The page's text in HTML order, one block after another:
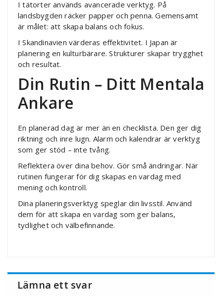
I tätorter används avancerade verktyg. På
landsbygden räcker papper och penna. Gemensamt
är målet: att skapa balans och fokus.
I Skandinavien värderas effektivitet. I Japan är
planering en kulturbärare. Strukturer skapar trygghet
och resultat.
Din Rutin – Ditt Mentala
Ankare
En planerad dag är mer än en checklista. Den ger dig
riktning och inre lugn. Alarm och kalendrar är verktyg
som ger stöd – inte tvång.
Reflektera över dina behov. Gör små ändringar. När
rutinen fungerar för dig skapas en vardag med
mening och kontroll.
Dina planeringsverktyg speglar din livsstil. Använd
dem för att skapa en vardag som ger balans,
tydlighet och välbefinnande.
Lämna ett svar